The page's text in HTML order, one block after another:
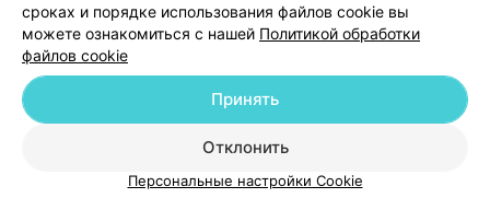
Добавить компанию
сроках и порядке использования файлов cookie вы
можете ознакомиться с нашей Политикой обработки
файлов cookie
Отклонить
Принять
Персональные настройки Cookie